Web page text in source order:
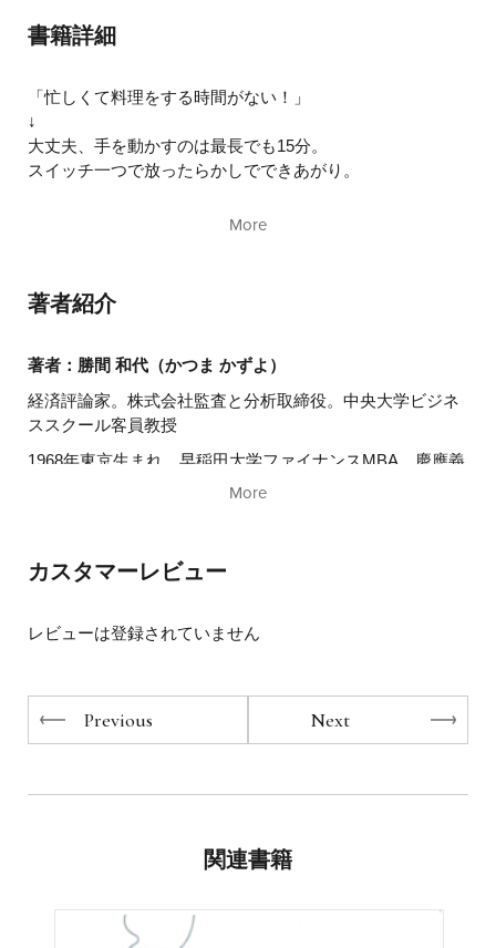
書籍詳細
「忙しくて料理をする時間がない！」
↓
大丈夫、手を動かすのは最長でも15分。
スイッチ一つで放ったらかしでできあがり。
「料理が苦手で、外食やお総菜ばかり……」
二度と味を外すことはなくなります。
↓
大丈夫、いくら食べても太りません。
それどころかどんどん健康になれます。
そんな夢のような食生活を実現するのが
「勝間式超ロジカル料理」。
経済と効率化のプロ、勝間和代さんが
そのスキルを「料理の最適化」に全力投球！
“自宅ご飯を世界一おいしく、健康的にする
More
著者紹介
著者：勝間 和代（かつま かずよ）
経済評論家。株式会社監査と分析取締役。中央大学ビジネ
ススクール客員教授
1968年東京生まれ。早稲田大学ファイナンスMBA、慶應義
塾大学商学部卒業。アーサー・アンダーセン、マッキンゼ
活用した個人の生産性向上など、幅広い分野で発言を行
う。なりたい自分になるための教育プログラム「勝間塾」
にセミナールーム&キッチンスタジオ『クスクス』をオー
『勝間式超ロジカル家事』、『勝間式超コントロール思
More
カスタマーレビュー
レビューは登録されていません
Previous Next
関連書籍